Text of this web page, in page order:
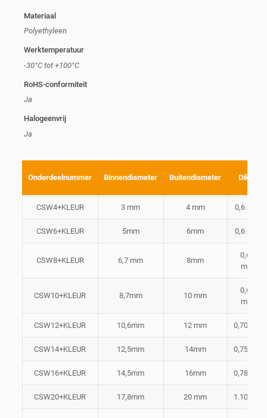
Materiaal
Polyethyleen
Werktemperatuur
-30°C tot +100°C
RoHS-conformiteit
Ja
Halogeenvrij
Ja
Onderdeelnummer Binnendiameter Buitendiameter Dikte
CSW4+KLEUR 3 mm 4 mm 0,6 mm
CSW6+KLEUR 5mm 6mm 0,6 mm
CSW8+KLEUR 6,7 mm 8mm
0,65
mm
CSW10+KLEUR 8,7mm 10 mm
0,65
mm
CSW12+KLEUR 10,6mm 12 mm 0,70mm
CSW14+KLEUR 12,5mm 14mm 0,75mm
CSW16+KLEUR 14,5mm 16mm 0,78mm
CSW20+KLEUR 17,8mm 20 mm 1.10mm